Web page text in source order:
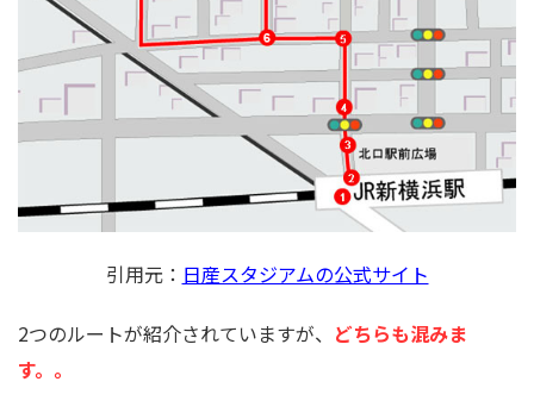
引用元： 日産スタジアムの公式サイト
2つのルートが紹介されていますが、 どちらも混みま
す。。